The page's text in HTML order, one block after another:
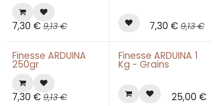
7,30 € 9,13€ 7,30 € 9,13€
Finesse ARDUINA
250gr
7,30 € 9,13€
Finesse ARDUINA 1
Kg - Grains
25,00 €